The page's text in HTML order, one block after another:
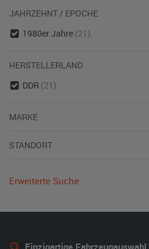
JAHRZEHNT / EPOCHE
1980er Jahre (21)
HERSTELLERLAND
DDR (21)
MARKE
STANDORT
Erweiterte Suche
Einzigartige Fahrzeugauswahl